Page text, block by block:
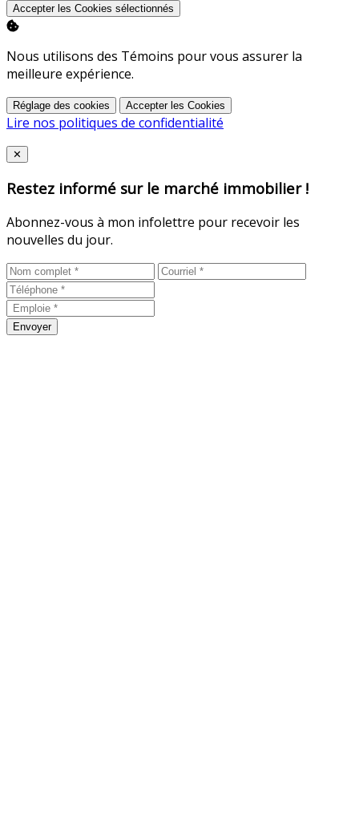
Accepter les Cookies sélectionnés
Nous utilisons des Témoins pour vous assurer la
meilleure expérience.
Réglage des cookies Accepter les Cookies
Lire nos politiques de confidentialité
Close
✕
Restez informé sur le marché immobilier !
Abonnez-vous à mon infolettre pour recevoir les
nouvelles du jour.
Envoyer